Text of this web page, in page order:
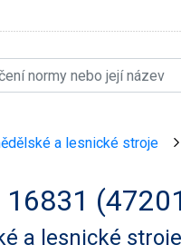
a lesnické stroje
16831
a lesnické